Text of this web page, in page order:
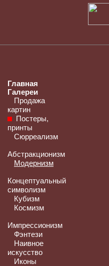
Главная
Галереи
Продажа
картин
Постеры,
принты
Сюрреализм
Абстракционизм
Модернизм
Концептуальный
символизм
Кубизм
Космизм
Импрессионизм
Фэнтези
Наивное
искусство
Иконы